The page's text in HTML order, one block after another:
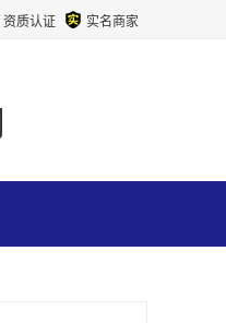
资质认证 实名商家